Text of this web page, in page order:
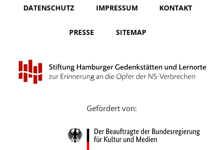
Nederlands
Português
Русский
DATENSCHUTZ IMPRESSUM KONTAKT
PRESSE SITEMAP
Gefördert von: